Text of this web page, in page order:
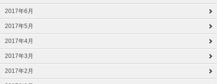
2017年6月
2017年5月
2017年4月
2017年3月
2017年2月